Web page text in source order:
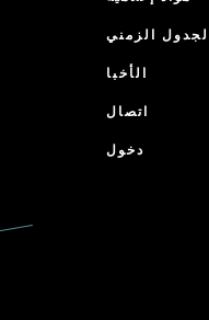
الجدول الزمني
الأخبا
اتصال
دخول